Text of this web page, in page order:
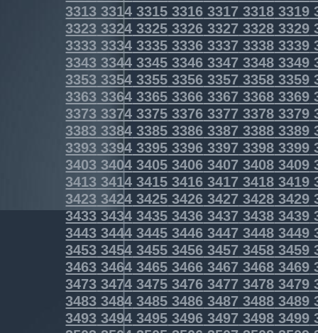
3313 3314 3315 3316 3317 3318 3319
3323 3324 3325 3326 3327 3328 3329
3333 3334 3335 3336 3337 3338 3339
3343 3344 3345 3346 3347 3348 3349
3353 3354 3355 3356 3357 3358 3359
3363 3364 3365 3366 3367 3368 3369
3373 3374 3375 3376 3377 3378 3379
3383 3384 3385 3386 3387 3388 3389
3393 3394 3395 3396 3397 3398 3399
3403 3404 3405 3406 3407 3408 3409
3413 3414 3415 3416 3417 3418 3419
3423 3424 3425 3426 3427 3428 3429
34333434 3435 3436 3437 3438 3439
3443 3444 3445 3446 3447 3448 3449
3453 3454 3455 3456 3457 3458 3459
3463 3464 3465 3466 3467 3468 3469
3473 3474 3475 3476 3477 3478 3479
3483 3484 3485 3486 3487 3488 3489
3493 3494 3495 3496 3497 3498 3499